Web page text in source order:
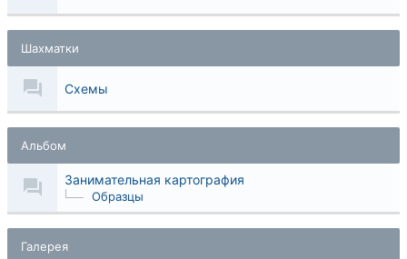
Шахматки
Схемы
Альбом
Занимательная картография
Образцы
Галерея